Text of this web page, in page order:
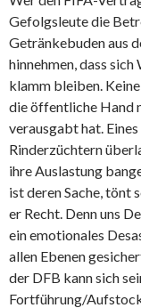
Gefolgsleute die
Getränkebuden aus
hinnehmen, dass
klamm bleiben.
die öffentliche Hand
verausgabt hat.
Rinderzüchtern
ihre Auslastung
ist deren Sache, tönt
er Recht. Denn uns
ein emotionales
allen Ebenen
der DFB kann sich
Fortführung/